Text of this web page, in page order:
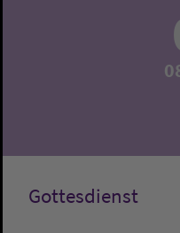
Gottesdienst